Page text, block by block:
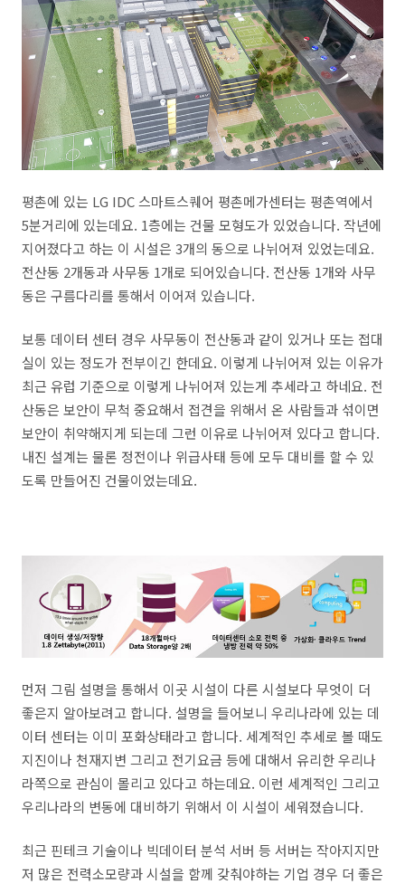
평촌에 있는 LG IDC 스마트스퀘어 평촌메가센터는 평촌역에서
5분거리에 있는데요. 1층에는 건물 모형도가 있었습니다. 작년에
지어졌다고 하는 이 시설은 3개의 동으로 나뉘어져 있었는데요.
전산동 2개동과 사무동 1개로 되어있습니다. 전산동 1개와 사무
동은 구름다리를 통해서 이어져 있습니다.
보통 데이터 센터 경우 사무동이 전산동과 같이 있거나 또는 접대
실이 있는 정도가 전부이긴 한데요. 이렇게 나뉘어져 있는 이유가
최근 유럽 기준으로 이렇게 나뉘어져 있는게 추세라고 하네요. 전
산동은 보안이 무척 중요해서 접견을 위해서 온 사람들과 섞이면
보안이 취약해지게 되는데 그런 이유로 나뉘어져 있다고 합니다.
내진 설계는 물론 정전이나 위급사태 등에 모두 대비를 할 수 있
도록 만들어진 건물이었는데요.
먼저 그림 설명을 통해서 이곳 시설이 다른 시설보다 무엇이 더
좋은지 알아보려고 합니다. 설명을 들어보니 우리나라에 있는 데
이터 센터는 이미 포화상태라고 합니다. 세계적인 추세로 볼 때도
지진이나 천재지변 그리고 전기요금 등에 대해서 유리한 우리나
라쪽으로 관심이 몰리고 있다고 하는데요. 이런 세계적인 그리고
우리나라의 변동에 대비하기 위해서 이 시설이 세워졌습니다.
최근 핀테크 기술이나 빅데이터 분석 서버 등 서버는 작아지지만
저 많은 전력소모량과 시설을 함께 갖춰야하는 기업 경우 더 좋은